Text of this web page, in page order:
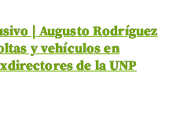
| Augusto Rodríguez
y vehículos en
de la UNP